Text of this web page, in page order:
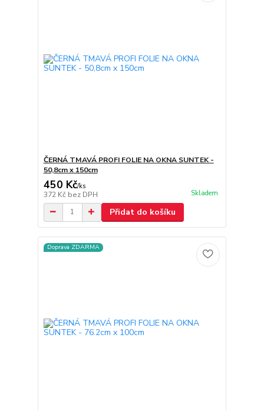
ČERNÁ TMAVÁ PROFI FOLIE NA OKNA SUNTEK -
50,8cm x 150cm
450 Kč/ks
372 Kč bez DPH Skladem
Přidat do košíku
Doprava ZDARMA